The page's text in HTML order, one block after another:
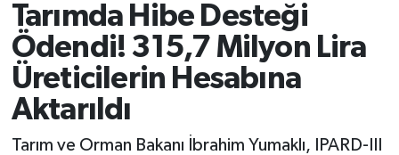
Tarımda Hibe Desteği
Ödendi! 315,7 Milyon Lira
Üreticilerin Hesabına
Aktarıldı
Tarım ve Orman Bakanı İbrahim Yumaklı, IPARD-III
SPOR
RESMİ İLANLAR
Son Dakika Haberleri
Haber Arşivi